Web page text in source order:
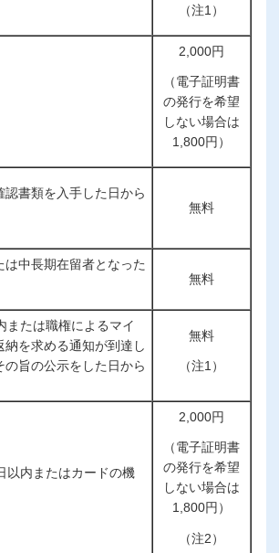
（注1）
2,000円
（電子証明書
の発行を希望
しない場合は
1,800円）
書類を入手した日から
無料
中長期在留者となった
無料
または職権によるマイ
を求める通知が到達し
旨の公示をした日から
無料
（注1）
以内またはカードの機
2,000円
（電子証明書
の発行を希望
しない場合は
1,800円）
（注2）